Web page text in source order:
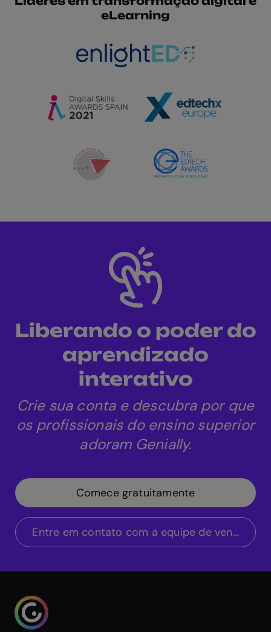
eLearning
Liberando o poder do
aprendizado
interativo
Crie sua conta e descubra por que
os profissionais do ensino superior
adoram Genially.
Comece gratuitamente
Entre em contato com a equipe de vendas
Genialy home page